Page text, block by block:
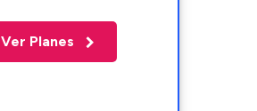
Ver Planes